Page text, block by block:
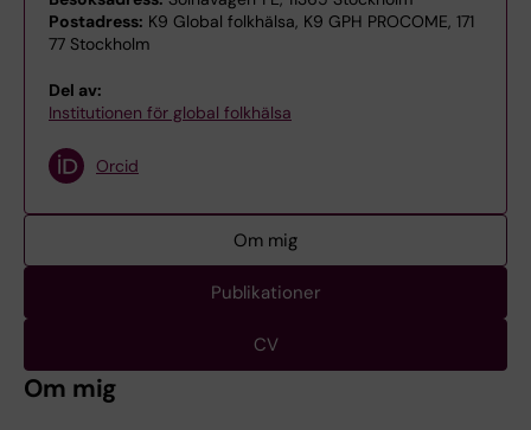
Postadress: K9 Global folkhälsa, K9 GPH PROCOME, 171
77 Stockholm
Del av:
Institutionen för global folkhälsa
Orcid
Om mig
Publikationer
CV
Om mig